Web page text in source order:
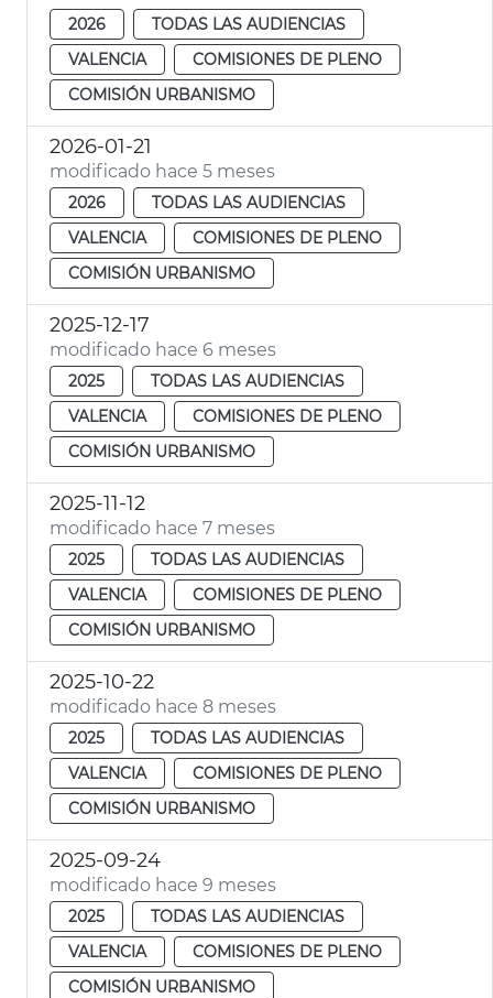
2026
TODAS LAS AUDIENCIAS
VALENCIA
COMISIONES DE PLENO
COMISIÓN URBANISMO
2026-01-21
modificado hace 5 meses
2026
TODAS LAS AUDIENCIAS
VALENCIA
COMISIONES DE PLENO
COMISIÓN URBANISMO
2025-12-17
modificado hace 6 meses
2025
TODAS LAS AUDIENCIAS
VALENCIA
COMISIONES DE PLENO
COMISIÓN URBANISMO
2025-11-12
modificado hace 7 meses
2025
TODAS LAS AUDIENCIAS
VALENCIA
COMISIONES DE PLENO
COMISIÓN URBANISMO
2025-10-22
modificado hace 8 meses
2025
TODAS LAS AUDIENCIAS
VALENCIA
COMISIONES DE PLENO
COMISIÓN URBANISMO
2025-09-24
modificado hace 9 meses
2025
TODAS LAS AUDIENCIAS
VALENCIA
COMISIONES DE PLENO
COMISIÓN URBANISMO